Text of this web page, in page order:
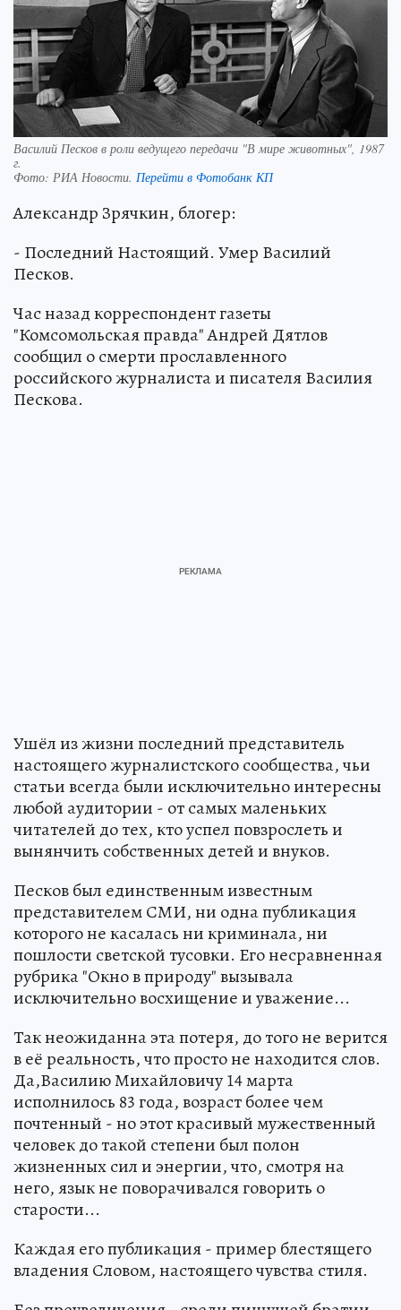
Василий Песков в роли ведущего передачи "В мире животных", 1987
г.
Фото: РИА Новости. Перейти в Фотобанк КП
Александр Зрячкин, блогер:
- Последний Настоящий. Умер Василий
Песков.
Час назад корреспондент газеты
"Комсомольская правда" Андрей Дятлов
сообщил о смерти прославленного
российского журналиста и писателя Василия
Пескова.
Ушёл из жизни последний представитель
настоящего журналистского сообщества, чьи
статьи всегда были исключительно интересны
любой аудитории - от самых маленьких
читателей до тех, кто успел повзрослеть и
вынянчить собственных детей и внуков.
Песков был единственным известным
представителем СМИ, ни одна публикация
которого не касалась ни криминала, ни
пошлости светской тусовки. Его несравненная
рубрика "Окно в природу" вызывала
исключительно восхищение и уважение...
Так неожиданна эта потеря, до того не верится
в её реальность, что просто не находится слов.
Да,Василию Михайловичу 14 марта
исполнилось 83 года, возраст более чем
почтенный - но этот красивый мужественный
человек до такой степени был полон
жизненных сил и энергии, что, смотря на
него, язык не поворачивался говорить о
старости...
Каждая его публикация - пример блестящего
владения Словом, настоящего чувства стиля.